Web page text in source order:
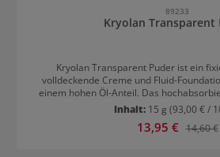
89233
Kryolan Transparent
Kryolan Transparent Puder ist ein
volldeckende Creme und Fluid-
einem hohen Öl-Anteil. Das
maximalen Halt der Foundation für höchste
Transparent Puder ist ideal für den
für den Alltag. Das Puder verleiht ein
Inhalt: 15 g (93,00 € /
Verkaufspreis:
13,95 € 14,60 €